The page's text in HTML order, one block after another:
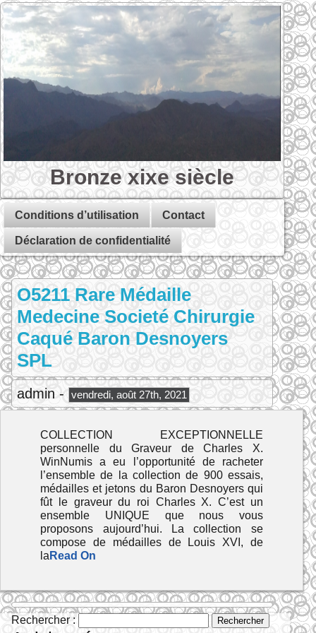
Bronze xixe siècle
Conditions d’utilisation Contact
Déclaration de confidentialité
O5211 Rare Médaille
Medecine Societé Chirurgie
Caqué Baron Desnoyers
SPL
admin - vendredi, août 27th, 2021
COLLECTION EXCEPTIONNELLE
personnelle du Graveur de Charles X.
WinNumis a eu l’opportunité de racheter
l’ensemble de la collection de 900 essais,
médailles et jetons du Baron Desnoyers qui
fût le graveur du roi Charles X. C’est un
ensemble UNIQUE que nous vous
proposons aujourd’hui. La collection se
compose de médailles de Louis XVI, de
la Read On
Rechercher :